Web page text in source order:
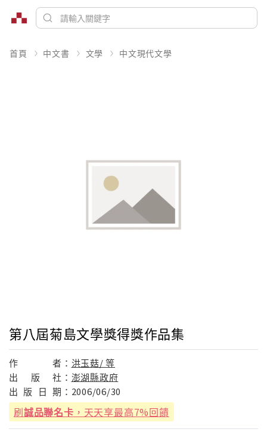
首頁 中文書 文學 中文現代文學
第八屆菊島文學獎得獎作品集
作 者： 洪玉菇/ 等
出
版 社： 澎湖縣政府
出 版 日 期： 2006/06/30
刷誠品聯名卡 ，天天享最高7%回饋